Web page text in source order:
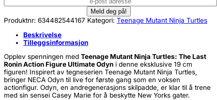
Produktnr: 634482544167 Kategori: Teenage Mutant Ninja Turtles
Beskrivelse
Tilleggsinformasjon
Opplev spenningen med Teenage Mutant Ninja Turtles: The Last
Ronin Action Figure Ultimate Odyn i denne eksklusive 19 cm
figuren! Inspirert av tegneserien Teenage Mutant Ninja Turtles,
bringer NECA Odyn til live for første gang som en voksen
actionfigur. Odyn, en andregenerasjons skilpadde, er klar til å trene
med sin sensei Casey Marie for å beskytte New Yorks gater.